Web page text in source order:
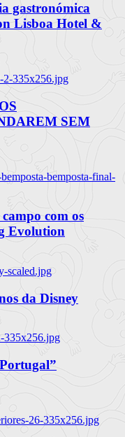
gastronómica
Lisboa Hotel &
2-335x256.jpg
SEM
bemposta-final-
com os
Evolution
scaled.jpg
da Disney
335x256.jpg
26-335x256.jpg